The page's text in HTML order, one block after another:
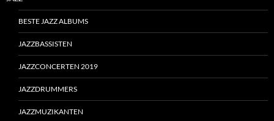
BESTE JAZZ ALBUMS
JAZZBASSISTEN
JAZZCONCERTEN 2019
JAZZDRUMMERS
JAZZMUZIKANTEN